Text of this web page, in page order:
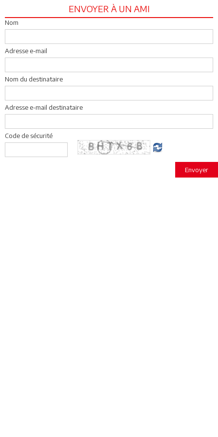
ENVOYER À UN AMI
Nom
Adresse e-mail
Nom du destinataire
Adresse e-mail destinataire
Code de sécurité
Envoyer